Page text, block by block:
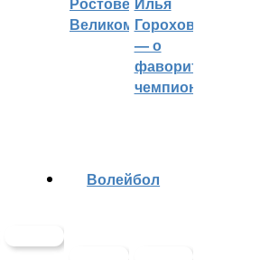
Великом Горохов
— о
фаворитах
чемпионата
Волейбол